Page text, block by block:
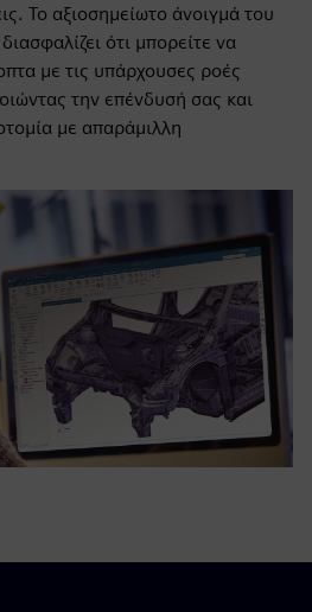
Το αξιοσημείωτο άνοιγμά του
ότι μπορείτε να
με τις υπάρχουσες ροές
την επένδυσή σας και
με απαράμιλλη